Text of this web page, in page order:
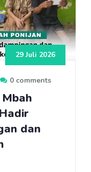
29 Juli 2026
0 comments
dan